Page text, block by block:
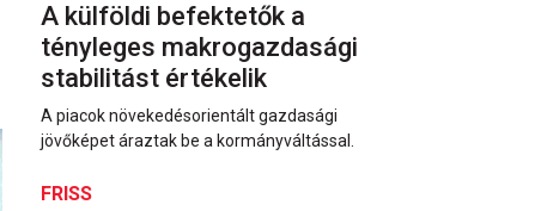
A külföldi befektetők a
tényleges makrogazdasági
stabilitást értékelik
A piacok növekedésorientált gazdasági
jövőképet áraztak be a kormányváltással.
FRISS